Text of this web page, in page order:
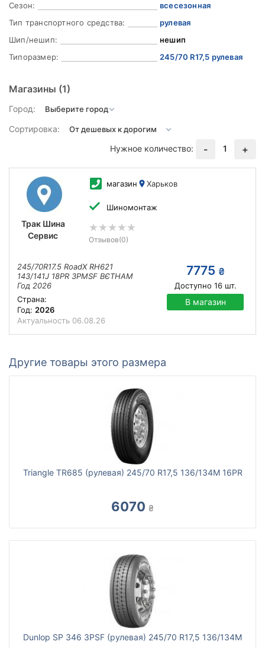
Сезон:
всесезонная
Тип транспортного средства:
рулевая
Шип/нешип:
нешип
Типоразмер:
245/70 R17,5 рулевая
Магазины (1)
Город:
Сортировка:
Нужное количество:
- 1 +
Трак Шина
Сервис
магазин Харьков
Шиномонтаж
Отзывов(0)
245/70R17.5 RoadX RH621
143/141J 18PR 3PMSF ВЄТНАМ
Год 2026
Страна:
Год: 2026
Актуальность 06.08.26
7775 ₴
Доступно 16шт.
В магазин
Другие товары этого размера
Triangle TR685 (рулевая) 245/70 R17,5 136/134M 16PR
6070 ₴
Dunlop SP 346 3PSF (рулевая) 245/70 R17,5 136/134M